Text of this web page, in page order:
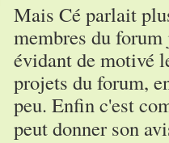
Mais Cé parlait
membres du
évidant de motivé
projets du forum,
peu. Enfin c'est
peut donner son